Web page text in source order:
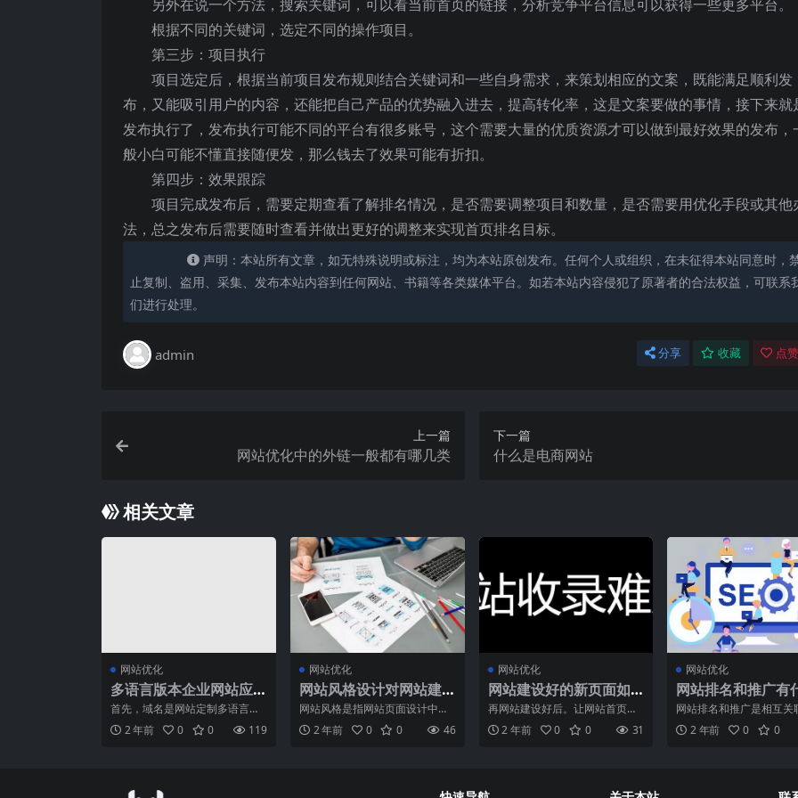
另外在说一个方法，搜索关键词，可以看当前首页的链接，分析竞争平台信息可以获得一些更多平台。
根据不同的关键词，选定不同的操作项目。
第三步：项目执行
项目选定后，根据当前项目发布规则结合关键词和一些自身需求，来策划相应的文案，既能满足顺利发
布，又能吸引用户的内容，还能把自己产品的优势融入进去，提高转化率，这是文案要做的事情，接下来就
发布执行了，发布执行可能不同的平台有很多账号，这个需要大量的优质资源才可以做到最好效果的发布，
般小白可能不懂直接随便发，那么钱去了效果可能有折扣。
第四步：效果跟踪
项目完成发布后，需要定期查看了解排名情况，是否需要调整项目和数量，是否需要用优化手段或其他
法，总之发布后需要随时查看并做出更好的调整来实现首页排名目标。
声明：本站所有文章，如无特殊说明或标注，均为本站原创发布。任何个人或组织，在未征得本站同意时，
止复制、盗用、采集、发布本站内容到任何网站、书籍等各类媒体平台。如若本站内容侵犯了原著者的合法权益，可联系
们进行处理。
admin 分享 收藏 点
上一篇
网站优化中的外链一般都有哪几类
下一篇
什么是电商网站
相关文章
网站优化
多语言版本企业网站应
该如何制作？
首先，域名是网站定制多语言版
本的关键，多语言版本域名后区
分，按照不同国家域名来分
2 年前 0 0 119
网站优化
网站风格设计对网站建
设的重要性是什么？
网站风格是指网站页面设计中各
种视觉元素给人的直观感受，包
括网站的配色、字体、页面
2 年前 0 0 46
网站优化
网站建设好的新页面如
何快速收录？
再网站建设好后。让网站首页被
百度收录其实并不难，一般情况
下，你只需要在百度资源平
2 年前 0 0 31
网站优化
网站排名和推广有
关系？企业网站为
要推广网站？
网站排名和推广是相互关
它们共同影响着一个网站
引擎结果页中的位置和曝光
2 年前 0 0